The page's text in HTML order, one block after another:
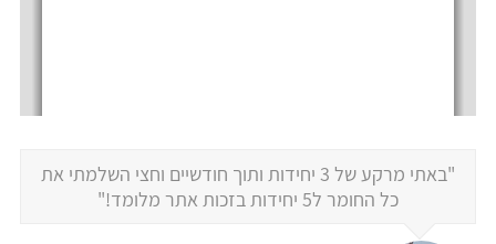
"באתי מרקע של 3 יחידות ותוך חודשיים וחצי השלמתי את
כל החומר ל5 יחידות בזכות אתר מלומד!"